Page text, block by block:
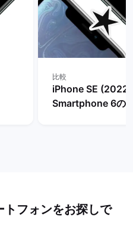
比較
iPhone SE
Smartphone 6の
フォンをお探しで